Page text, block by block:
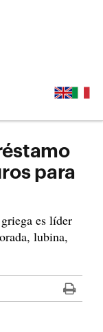
para
es líder
lubina,